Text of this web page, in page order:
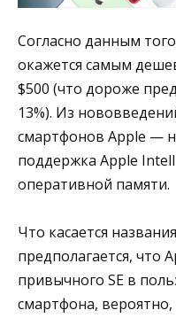
Согласно данным
окажется самым
$500 (что дороже
13%). Из
смартфонов Apple —
поддержка Apple
оперативной памяти.
Что касается
предполагается, что
привычного SE в
смартфона, вероятно,